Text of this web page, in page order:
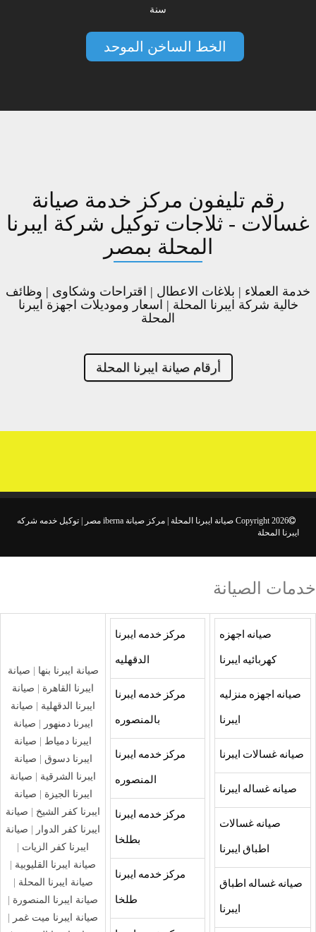
سنة
الخط الساخن الموحد
رقم تليفون مركز خدمة صيانة
غسالات - ثلاجات توكيل شركة ايبرنا
المحلة بمصر
خدمة العملاء | بلاغات الاعطال | اقتراحات وشكاوى | وظائف
خالية شركة ايبرنا المحلة | اسعار وموديلات اجهزة ايبرنا
المحلة
أرقام صيانة ايبرنا المحلة
Copyright 2026 صيانة ايبرنا المحلة | مركز صيانة iberna مصر | توكيل خدمه شركه
ايبرنا المحلة
خدمات الصيانة
صيانه اجهزه
كهربائيه ايبرنا
صيانه اجهزه منزليه
ايبرنا
صيانه غسالات ايبرنا
صيانه غساله ايبرنا
صيانه غسالات
اطباق ايبرنا
صيانه غساله اطباق
ايبرنا
مركز خدمه ايبرنا
الدقهليه
مركز خدمه ايبرنا
بالمنصوره
مركز خدمه ايبرنا
المنصوره
مركز خدمه ايبرنا
بطلخا
مركز خدمه ايبرنا
طلخا
صيانة ايبرنا بنها
صيانة
ايبرنا القاهرة
صيانة
ايبرنا الدقهلية
صيانة
ايبرنا دمنهور
صيانة
ايبرنا دمياط
صيانة
ايبرنا دسوق
صيانة
ايبرنا الشرقية
صيانة
ايبرنا الجيزة
صيانة
ايبرنا كفر الشيخ
صيانة
ايبرنا كفر الدوار
صيانة
ايبرنا كفر الزيات
صيانة ايبرنا القليوبية
صيانة ايبرنا المحلة
صيانة ايبرنا المنصورة
صيانة ايبرنا ميت غمر